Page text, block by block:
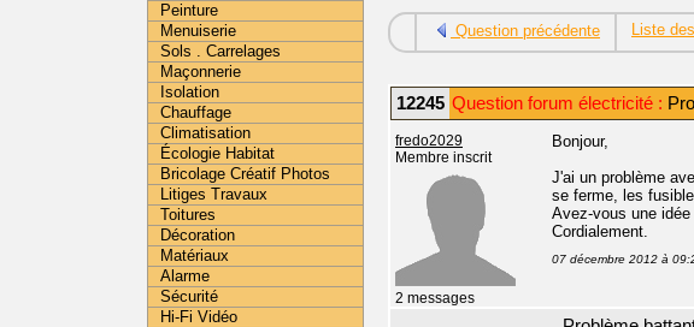
Question précédente Liste
12245 Question forum électricité :
fredo2029
Membre inscrit
2 messages
Bonjour,
J'ai un problème
se ferme, les
Avez-vous une
Cordialement.
07 décembre 2012 à
Peinture
Menuiserie
Sols . Carrelages
Maçonnerie
Isolation
Chauffage
Climatisation
Écologie Habitat
Bricolage Créatif Photos
Litiges Travaux
Toitures
Décoration
Matériaux
Alarme
Sécurité
Hi-Fi Vidéo